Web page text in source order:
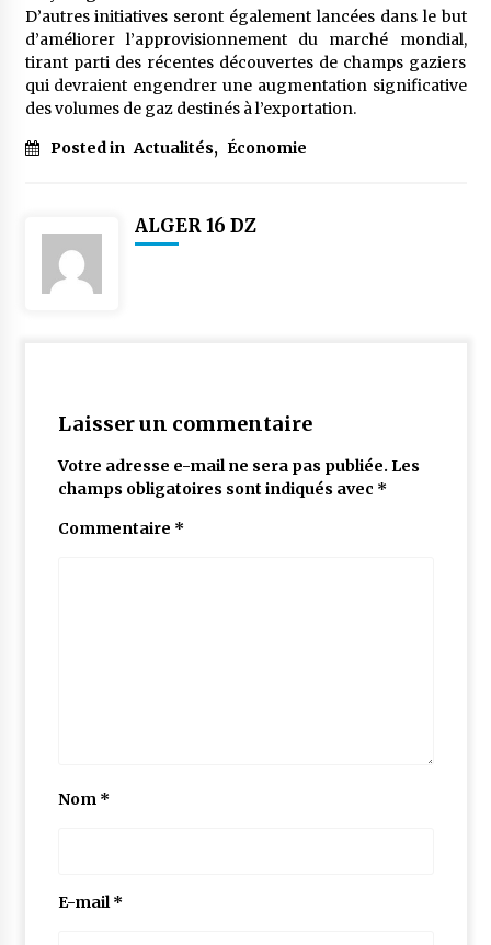
D’autres initiatives seront également lancées dans le but
d’améliorer l’approvisionnement du marché mondial,
tirant parti des récentes découvertes de champs gaziers
qui devraient engendrer une augmentation significative
des volumes de gaz destinés à l’exportation.
Posted in Actualités, Économie
ALGER 16 DZ
Laisser un commentaire
Votre adresse e-mail ne sera pas publiée. Les
champs obligatoires sont indiqués avec *
Commentaire *
Nom *
E-mail*